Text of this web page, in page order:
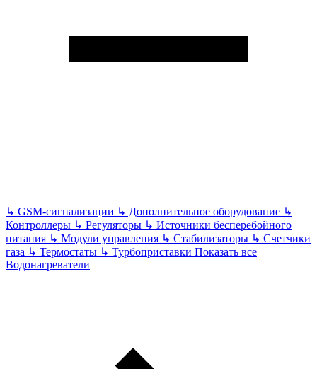
↳ GSM-сигнализации ↳ Дополнительное оборудование ↳
Контроллеры ↳ Регуляторы ↳ Источники бесперебойного
питания ↳ Модули управления ↳ Стабилизаторы ↳ Счетчики
газа ↳ Термостаты ↳ Турбоприставки Показать все
Водонагреватели